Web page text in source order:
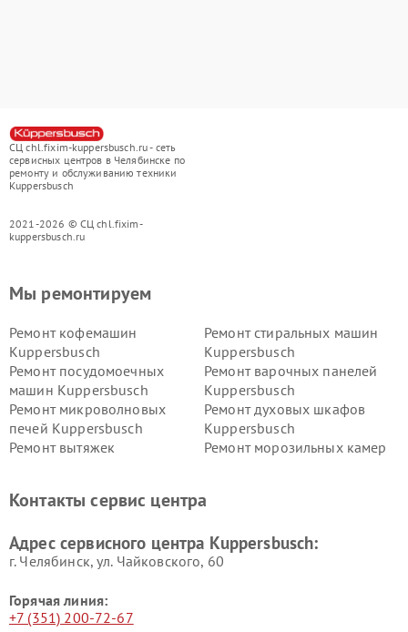
СЦ chl.fixim-kuppersbusch.ru - сеть
сервисных центров в Челябинске по
ремонту и обслуживанию техники
Kuppersbusch
2021-2026 © СЦ chl.fixim-
kuppersbusch.ru
Мы ремонтируем
Ремонт кофемашин
Kuppersbusch
Ремонт стиральных машин
Kuppersbusch
Ремонт посудомоечных
машин Kuppersbusch
Ремонт варочных панелей
Kuppersbusch
Ремонт микроволновых
печей Kuppersbusch
Ремонт духовых шкафов
Kuppersbusch
Ремонт вытяжек
Ремонт морозильных камер
Kuppersbusch
вакуумных упаковщиков
Ремонт сушильных машин Kuppersbusch
Контакты сервис центра
Адрес сервисного центра Kuppersbusch:
г. Челябинск, ул. Чайковского, 60
Горячая линия:
+7 (351) 200-72-67